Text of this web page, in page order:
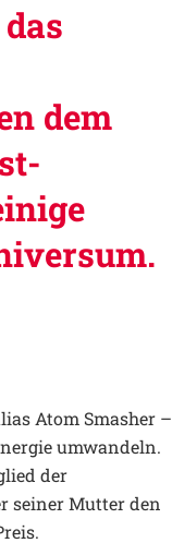
dem
Atom Smasher –
umwandeln.
der
seiner Mutter den